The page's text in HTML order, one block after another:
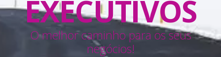
EXECUTIVOS
O melhor caminho para os seus
negócios!